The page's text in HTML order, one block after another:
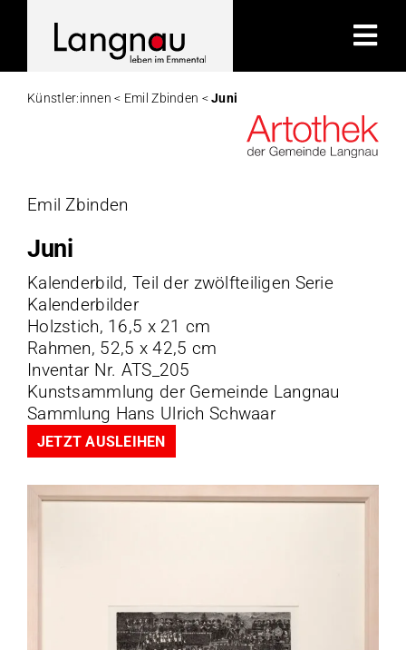
springen
Künstler:innen < Emil Zbinden <Juni
Emil Zbinden
Juni
Kalenderbild, Teil der zwölfteiligen Serie
Kalenderbilder
Holzstich, 16,5 x 21 cm
Rahmen, 52,5 x 42,5 cm
Inventar Nr. ATS_205
Kunstsammlung der Gemeinde Langnau
Sammlung Hans Ulrich Schwaar
JETZT AUSLEIHEN